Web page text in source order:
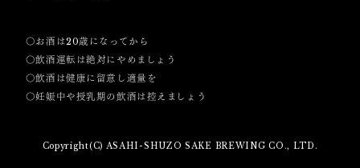
〇お酒は20歳になってから
〇飲酒運転は絶対にやめましょう
〇飲酒は健康に留意し適量を
〇妊娠中や授乳期の飲酒は控えましょう
Copyright(C) ASAHI-SHUZO SAKE BREWING CO., LTD.